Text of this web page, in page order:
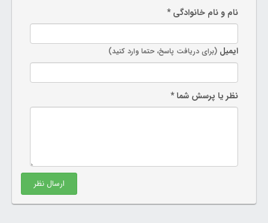
نام و نام خانوادگی *
ایمیل (برای دریافت پاسخ، حتما وارد کنید)
نظر یا پرسش شما *
ارسال نظر